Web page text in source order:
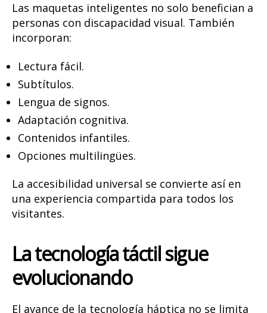
Las maquetas inteligentes no solo benefician a
personas con discapacidad visual. También
incorporan:
Lectura fácil.
Subtítulos.
Lengua de signos.
Adaptación cognitiva.
Contenidos infantiles.
Opciones multilingües.
La accesibilidad universal se convierte así en
una experiencia compartida para todos los
visitantes.
La tecnología táctil sigue
evolucionando
El avance de la tecnología háptica no se limita